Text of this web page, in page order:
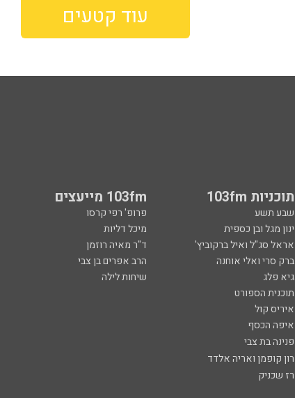
עוד קטעים
תוכניות 103fm 103fm מייעצים
שבע תשע פרופ' רפי קרסו
ינון מגל ובן כספית
מיכל דליות
אראל סג"ל ואיל ברקוביץ'
ד"ר מאיה רוזמן
ברק סרי ואלי אוחנה
הרב אפרים בן צבי
גיא פלג
שיחות לילה
תוכנית הספורט
איריס קול
איפה הכסף
פנינה בת צבי
רון קופמן ואריה אלדד
רז שכניק